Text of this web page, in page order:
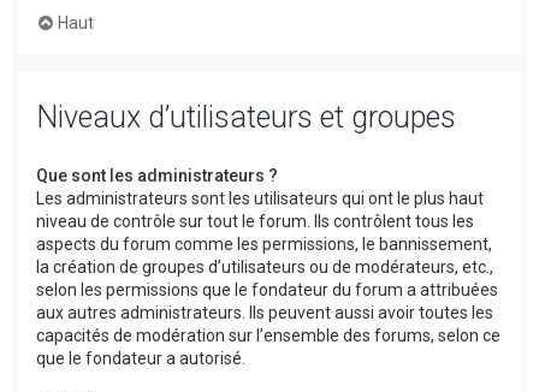
Haut
Niveaux d’utilisateurs et groupes
Que sont les administrateurs ?
Les administrateurs sont les utilisateurs qui ont le plus haut
niveau de contrôle sur tout le forum. Ils contrôlent tous les
aspects du forum comme les permissions, le bannissement,
la création de groupes d’utilisateurs ou de modérateurs, etc.,
selon les permissions que le fondateur du forum a attribuées
aux autres administrateurs. Ils peuvent aussi avoir toutes les
capacités de modération sur l’ensemble des forums, selon ce
que le fondateur a autorisé.